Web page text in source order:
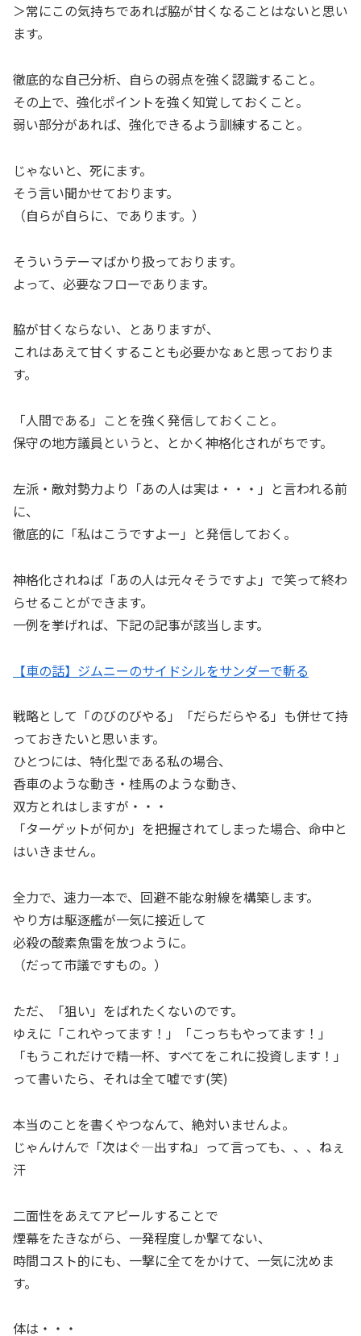
＞常にこの気持ちであれば脇が甘くなることはないと思い
ます。
徹底的な自己分析、自らの弱点を強く認識すること。
その上で、強化ポイントを強く知覚しておくこと。
弱い部分があれば、強化できるよう訓練すること。
じゃないと、死にます。
そう言い聞かせております。
（自らが自らに、であります。）
そういうテーマばかり扱っております。
よって、必要なフローであります。
脇が甘くならない、とありますが、
これはあえて甘くすることも必要かなぁと思っておりま
す。
「人間である」ことを強く発信しておくこと。
保守の地方議員というと、とかく神格化されがちです。
左派・敵対勢力より「あの人は実は・・・」と言われる前
に、
徹底的に「私はこうですよー」と発信しておく。
神格化されねば「あの人は元々そうですよ」で笑って終わ
らせることができます。
一例を挙げれば、下記の記事が該当します。
【車の話】ジムニーのサイドシルをサンダーで斬る
戦略として「のびのびやる」「だらだらやる」も併せて持
っておきたいと思います。
ひとつには、特化型である私の場合、
香車のような動き・桂馬のような動き、
双方とれはしますが・・・
「ターゲットが何か」を把握されてしまった場合、命中と
はいきません。
全力で、速力一本で、回避不能な射線を構築します。
やり方は駆逐艦が一気に接近して
必殺の酸素魚雷を放つように。
（だって市議ですもの。）
ただ、「狙い」をばれたくないのです。
ゆえに「これやってます！」「こっちもやってます！」
「もうこれだけで精一杯、すべてをこれに投資します！」
って書いたら、それは全て嘘です(笑)
本当のことを書くやつなんて、絶対いませんよ。
じゃんけんで「次はぐ―出すね」って言っても、、、ねぇ
汗
二面性をあえてアピールすることで
煙幕をたきながら、一発程度しか撃てない、
時間コスト的にも、一撃に全てをかけて、一気に沈めま
す。
体は・・・